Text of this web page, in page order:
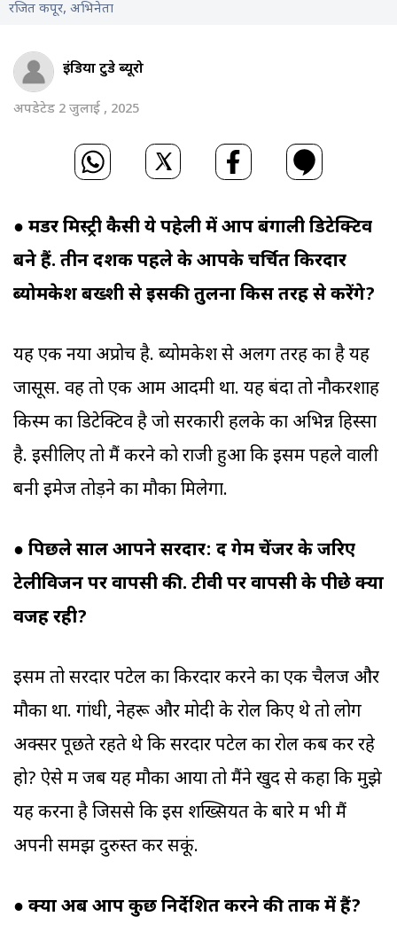
रजित कपूर, अभिनेता
इंडिया टुडे ब्यूरो
अपडेटेड 2 जुलाई , 2025
● मर्डर मिस्ट्री कैसी ये पहेली में आप बंगाली डिटेक्टिव
बने हैं. तीन दशक पहले के आपके चर्चित किरदार
ब्योमकेश बख्शी से इसकी तुलना किस तरह से करेंगे?
यह एक नया अप्रोच है. ब्योमकेश से अलग तरह का है यह
जासूस. वह तो एक आम आदमी था. यह बंदा तो नौकरशाह
किस्म का डिटेक्टिव है जो सरकारी हलके का अभिन्न हिस्सा
है. इसीलिए तो मैं करने को राजी हुआ कि इसमें पहले वाली
बनी इमेज तोड़ने का मौका मिलेगा.
● पिछले साल आपने सरदार: द गेम चेंजर के जरिए
टेलीविजन पर वापसी की. टीवी पर वापसी के पीछे क्या
वजह रही?
इसमें तो सरदार पटेल का किरदार करने का एक चैलेंज और
मौका था. गांधी, नेहरू और मोदी के रोल किए थे तो लोग
अक्सर पूछते रहते थे कि सरदार पटेल का रोल कब कर रहे
हो? ऐसे में जब यह मौका आया तो मैंने खुद से कहा कि मुझे
यह करना है जिससे कि इस शख्सियत के बारे में भी मैं
अपनी समझ दुरुस्त कर सकूं.
● क्या अब आप कुछ निर्देशित करने की ताक में हैं?